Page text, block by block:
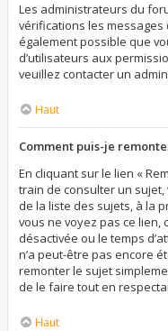
Les administrateurs du
vérifications les
également possible que
d’utilisateurs aux
veuillez contacter un
Haut
Comment puis-je
En cliquant sur le lien «
train de consulter un
de la liste des sujets, à la
vous ne voyez pas ce
désactivée ou le temps
n’a peut-être pas encore
remonter le sujet
de le faire tout en
Haut